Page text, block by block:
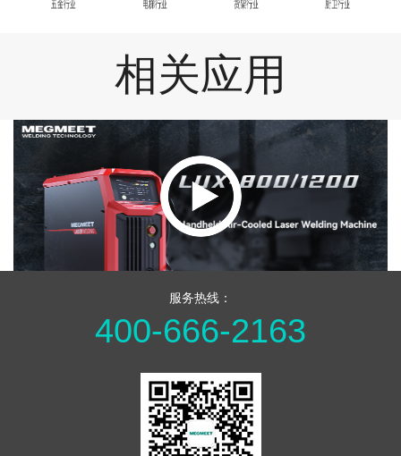
相关应用
服务热线：
400-666-2163